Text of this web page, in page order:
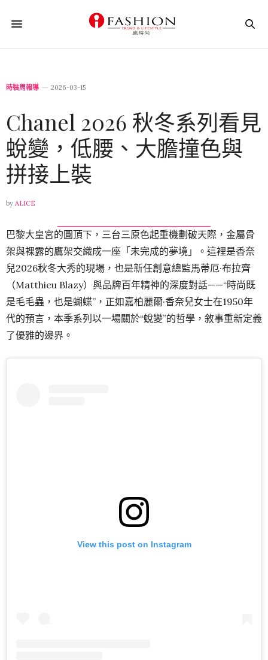
時裝周報導 2026-03-15
Chanel 2026 秋冬系列看見
蛻變，低腰、大膽撞色與
拼接上裝
by ALICE
巴黎大皇宮的圓頂下，三台三原色起重機劃破天際，金屬骨
架與裸露的鷹架交織成一座「未完成的夢境」。這裡是香奈
兒2026秋冬大秀的現場，也是新任創意總監馬蒂厄·布拉齊
（Matthieu Blazy）與品牌百年精神的深度對話——“時尚既
是毛毛蟲，也是蝴蝶”，正如嘉柏麗爾·香奈兒女士在1950年
代的預言，本季系列以一場關於“蛻變”的哲學，敘事重新定義
了優雅的邊界。
View this post on Instagram